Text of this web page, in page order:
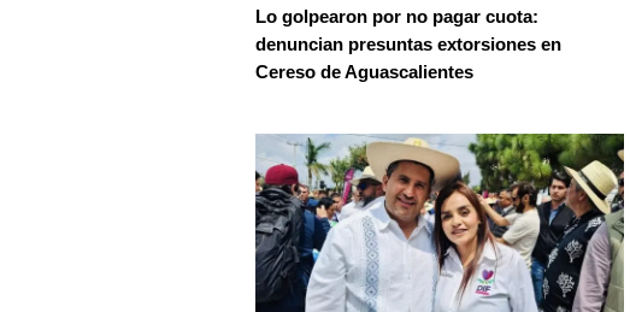
Lo golpearon por no pagar cuota:
denuncian presuntas extorsiones en
Cereso de Aguascalientes